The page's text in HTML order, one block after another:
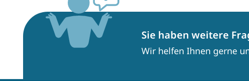
Sie haben weitere
Wir helfen Ihnen gerne